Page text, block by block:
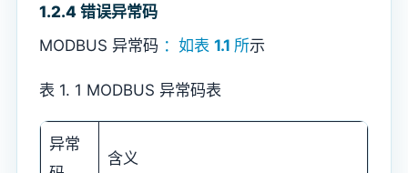
1.2.4 错误异常码
MODBUS 异常码 ：如表 1.1 所示
表 1. 1 MODBUS 异常码表
异常
含义